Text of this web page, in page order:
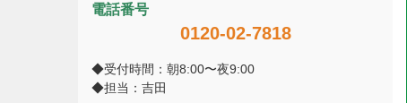
電話番号
0120-02-7818
◆受付時間：朝8:00〜夜9:00
◆担当：吉田